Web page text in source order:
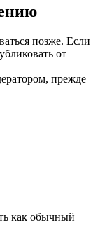
позже. Если
от
прежде
как обычный